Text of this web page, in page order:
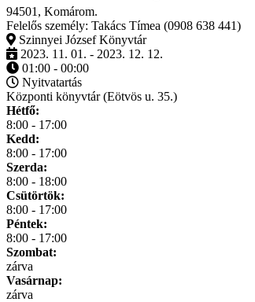
94501, Komárom.
Felelős személy: Takács Tímea (0908 638 441)
Szinnyei József Könyvtár
2023. 11. 01. - 2023. 12. 12.
01:00 - 00:00
Nyitvatartás
Központi könyvtár (Eötvös u. 35.)
Hétfő:
8:00 - 17:00
Kedd:
8:00 - 17:00
Szerda:
8:00 - 18:00
Csütörtök:
8:00 - 17:00
Péntek:
8:00 - 17:00
Szombat:
zárva
Vasárnap:
zárva